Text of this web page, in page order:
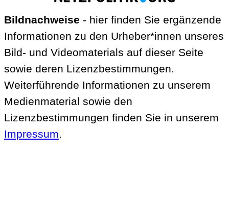
Bildnachweise - hier finden Sie ergänzende
Informationen zu den Urheber*innen unseres
Bild- und Videomaterials auf dieser Seite
sowie deren Lizenzbestimmungen.
Weiterführende Informationen zu unserem
Medienmaterial sowie den
Lizenzbestimmungen finden Sie in unserem
Impressum.